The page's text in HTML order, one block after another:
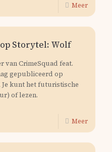
Meer
Storytel: Wolf
van CrimeSquad feat.
gepubliceerd op
kunt het futuristische
of lezen.
Meer